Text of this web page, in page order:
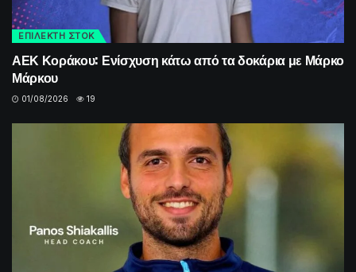
ΕΠΙΛΕΚΤΗ ΣΤΟΚ
ΑΕΚ Κοράκου: Ενίσχυση κάτω από τα δοκάρια με Μάρκο
Μάρκου
01/08/2026 19